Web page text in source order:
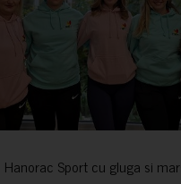
Hanorac Sport cu gluga si